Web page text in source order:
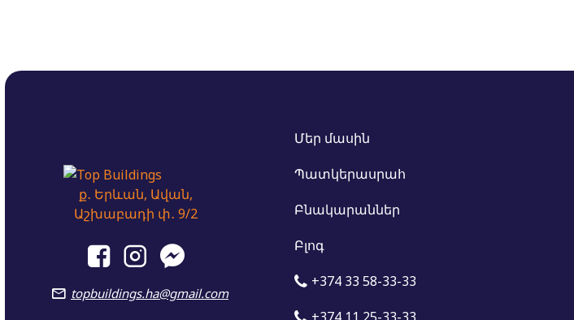
ք․ Երևան, Ավան,
Աշխաբադի փ․ 9/2
topbuildings.ha@gmail.com
Մեր մասին
Պատկերասրահ
Բնակարաններ
Բլոգ
+374 33 58-33-33